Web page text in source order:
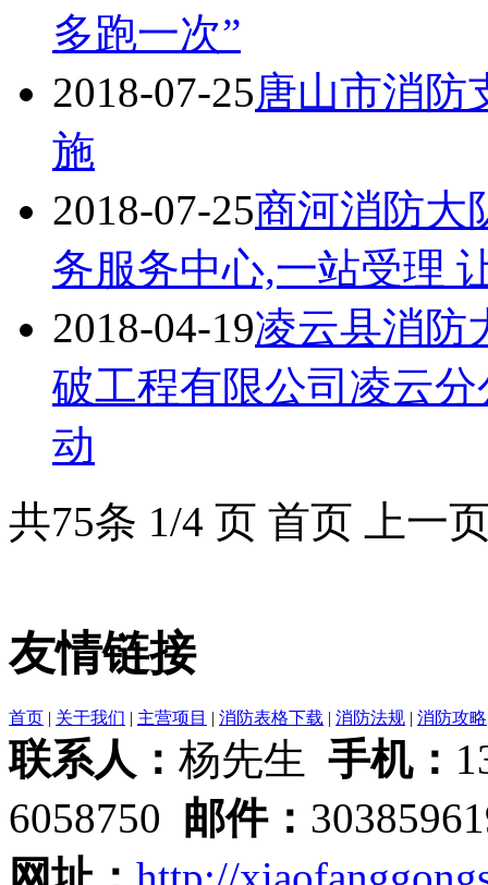
多跑一次”
2018-07-25唐山市消防
施
2018-07-25商河消防大
务服务中心,一站受理
2018-04-19凌云县消防
破工程有限公司凌云
动
共75条 1/4 页 首页 上一
友情链接
首页 | 关于我们 | 主营项目 | 消防表格下载 | 消防法规 | 消防攻略
联系人： 杨先生 手机：
6058750 邮件：